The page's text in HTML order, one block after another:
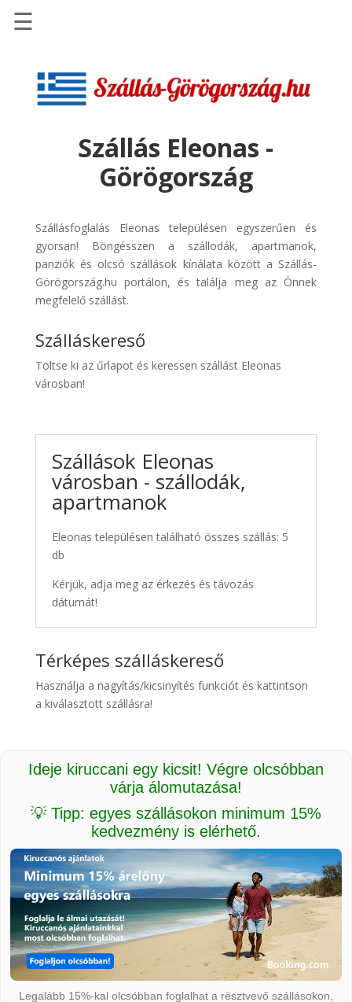
Szállások
Repülőjegy
pénzvisszatérítéssel
Discover
Cars
Transzfer
Kiwi
Taxi
☰
Szállás Eleonas -
Görögország
Szállásfoglalás Eleonas településen egyszerűen és
gyorsan! Böngésszen a szállodák, apartmanok,
panziók és olcsó szállások kínálata között a Szállás-
Görögország.hu portálon, és találja meg az Önnek
megfelelő szállást.
Szálláskereső
Töltse ki az űrlapot és keressen szállást Eleonas
városban!
Szállások Eleonas
városban - szállodák,
apartmanok
Eleonas településen található összes szállás: 5
db
Kérjük, adja meg az érkezés és távozás
dátumát!
Térképes szálláskereső
Használja a nagyítás/kicsinyítés funkciót és kattintson
a kiválasztott szállásra!
Ideje kiruccani egy kicsit! Végre olcsóbban
várja álomutazása!
💡 Tipp: egyes szállásokon minimum 15%
kedvezmény is elérhető.
Legalább 15%-kal olcsóbban foglalhat a résztvevő szállásokon,